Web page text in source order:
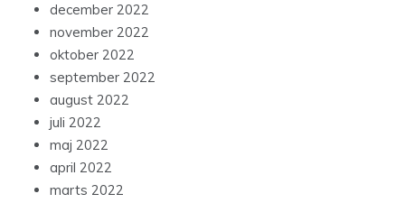
december 2022
november 2022
oktober 2022
september 2022
august 2022
juli 2022
maj 2022
april 2022
marts 2022